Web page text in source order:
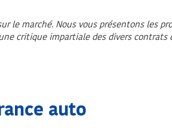
le marché. Nous vous présentons les
critique impartiale des divers contrats
auto